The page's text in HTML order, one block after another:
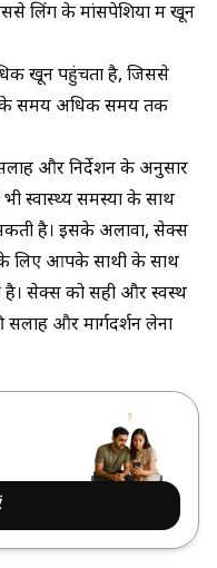
लिंग के मांसपेशियों में खून
खून पहुंचता है, जिससे
के समय अधिक समय तक
और निर्देशन के अनुसार
भी स्वास्थ्य समस्या के साथ
है। इसके अलावा, सेक्स
लिए आपके साथी के साथ
है। सेक्स को सही और स्वस्थ
और मार्गदर्शन लेना